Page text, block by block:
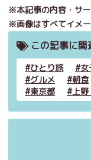
※本記事の内容・サー
※画像はすべてイメー
この記事に
ひとり旅 女
グルメ
朝食
東京都
上野